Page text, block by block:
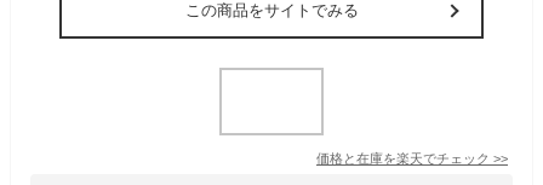
この商品をサイトでみる
価格と在庫を楽天でチェック >>